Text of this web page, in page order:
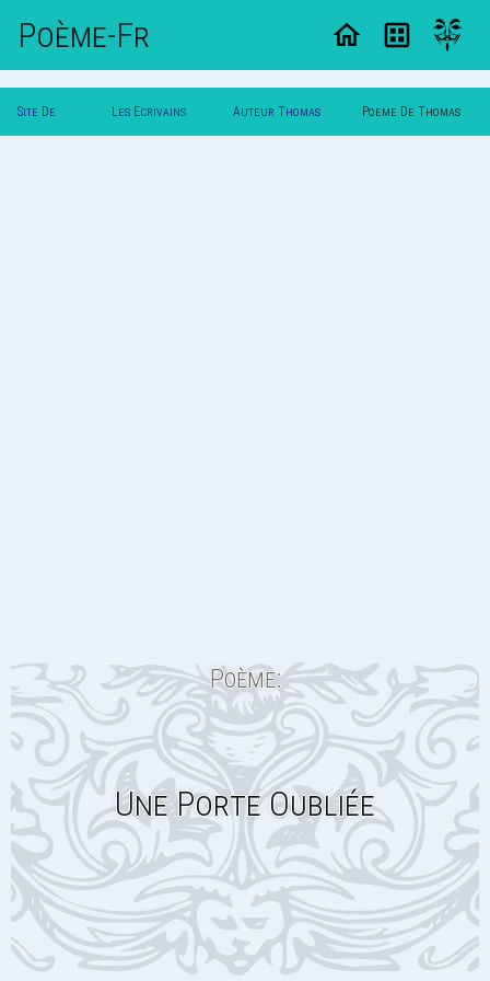
Poème-Fr
Site De Les Ecrivains Auteur Thomas Poeme De Thomas
Poème:
Une Porte Oubliée